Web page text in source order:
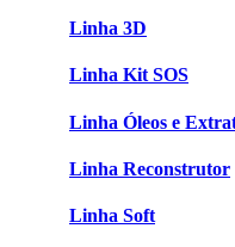
Linha 3D
Linha Kit SOS
Linha Óleos e
Linha Reconstrutor
Linha Soft